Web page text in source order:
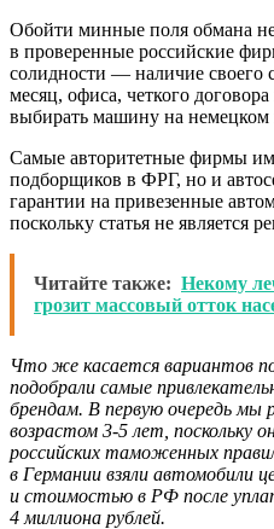
Обойти минные поля обмана
в проверенные российские
солидности — наличие своего
месяц, офиса, четкого
выбирать машину на немецком
Самые авторитетные фирмы
подборщиков в ФРГ, но и
гарантии на привезенные
поскольку статья не
Читайте также: Некому
грозит массовый отток
Что же касается вариантов
подобрали самые
брендам. В первую очередь
возрастом 3-5 лет, поскольку
российских таможенных
в Германии взяли автомобили
и стоимостью в РФ после
4 миллиона рублей.